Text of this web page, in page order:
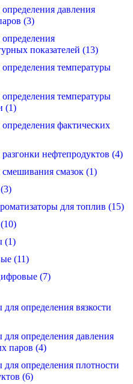
давления
(3)
показателей (13)
температуры
температуры
(1)
фактических
нефтепродуктов (4)
смазок (1)
для топлив (15)
(1)
(11)
(7)
для определения вязкости
для определения давления
паров (4)
для определения плотности
(6)